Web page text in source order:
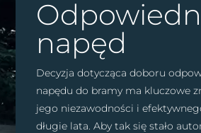
napęd
Decyzja dotycząca doboru
napędu do bramy ma kluczowe
jego niezawodności i
długie lata. Aby tak się stało